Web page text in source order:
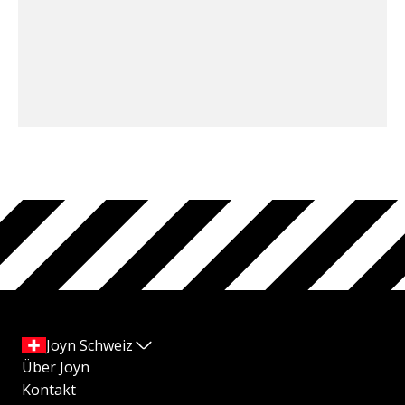
Joyn Schweiz
Über Joyn
Kontakt